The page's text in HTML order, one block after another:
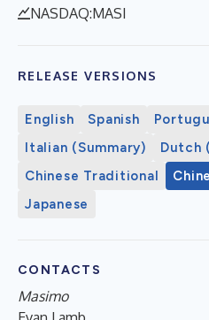
NASDAQ:MASI
RELEASE VERSIONS
English Spanish
Italian (Summary)
Dutch
Chinese Traditional
Japanese
CONTACTS
Masimo